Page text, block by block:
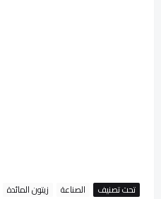
تحت تصنيف الصناعة زيتون المائدة